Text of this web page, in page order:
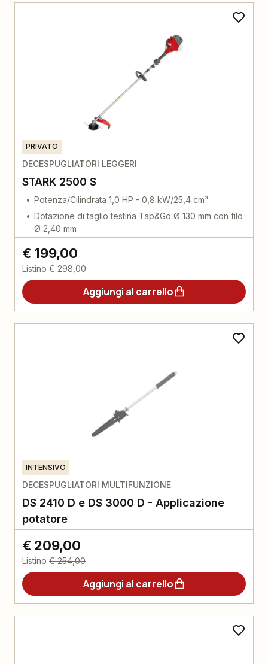
PRIVATO
DECESPUGLIATORI LEGGERI
STARK 2500 S
Potenza/Cilindrata 1,0 HP - 0,8 kW/25,4 cm³
Dotazione di taglio testina Tap&Go Ø 130 mm con filo
Ø 2,40 mm
€ 199,00
Listino € 298,00
Aggiungi al carrello
INTENSIVO
DECESPUGLIATORI MULTIFUNZIONE
DS 2410 D e DS 3000 D - Applicazione
potatore
€ 209,00
Listino € 254,00
Aggiungi al carrello